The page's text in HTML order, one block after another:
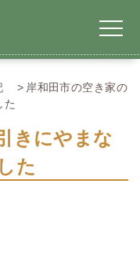
岸和田市の空き家の
た
きにやまな
た